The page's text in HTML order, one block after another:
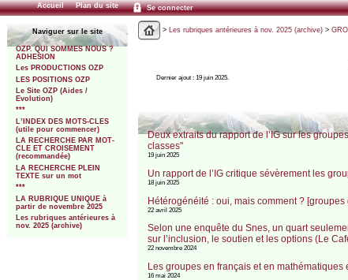
Accueil Plan du site Se connecter
Naviguer sur le site
OZP. QUI SOMMES NOUS ?
ADHESION
Les PRODUCTIONS OZP
LES POSITIONS OZP
Le Site OZP (Aides /
Evolution)
***
L’INDEX DES MOTS-CLES
(utile pour commencer)
LA RECHERCHE PAR MOT-
CLE ET CROISEMENT
(recommandée)
LA RECHERCHE PLEIN
TEXTE sur un mot
***
LA RUBRIQUE UNIQUE à
partir de novembre 2025
Les rubriques antérieures à
nov. 2025 (archive)
> Les rubriques antérieures à nov. 2025 (archive)>
Dernier ajout : 19 juin 2025.
Deux extraits du rapport de l’IG sur les
classes"
19 juin 2025
Un rapport de l’IG critique sévèrement les
18 juin 2025
Hétérogénéité : oui, mais comment ?
22 avril 2025
Selon une enquête du Snes, un quart
sur l’inclusion, le soutien et les options (Le
22 novembre 2024
Les groupes en français et en
16 mai 2024